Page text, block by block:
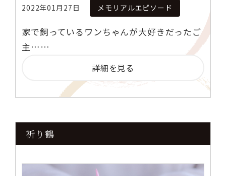
2022年01月27日 メモリアルエピソード
家で飼っているワンちゃんが大好きだったご
主……
詳細を見る
祈り鶴